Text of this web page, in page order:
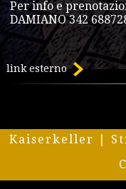
Per info e
DAMIANO 342
link esterno
Kaiserkeller |